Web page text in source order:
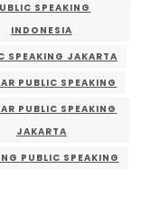
SPEAKING
INDONESIA
SPEAKING JAKARTA
PUBLIC SPEAKING
PUBLIC SPEAKING
JAKARTA
PUBLIC SPEAKING